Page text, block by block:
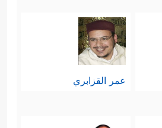
عمر القزابري